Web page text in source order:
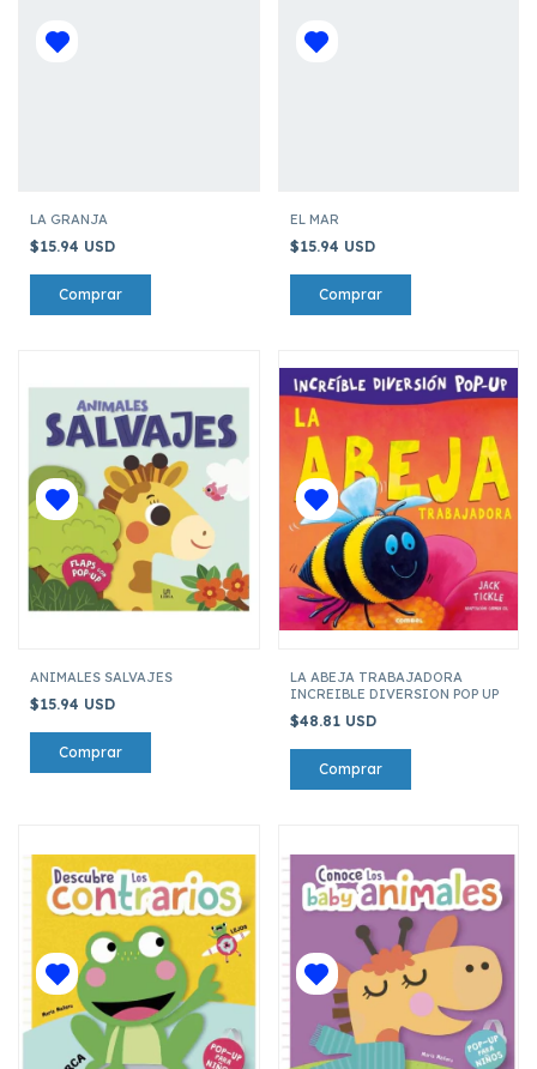
LA GRANJA
$15.94 USD
EL MAR
$15.94 USD
ANIMALES SALVAJES
$15.94 USD
LA ABEJA TRABAJADORA
INCREIBLE DIVERSION POP UP
$48.81 USD